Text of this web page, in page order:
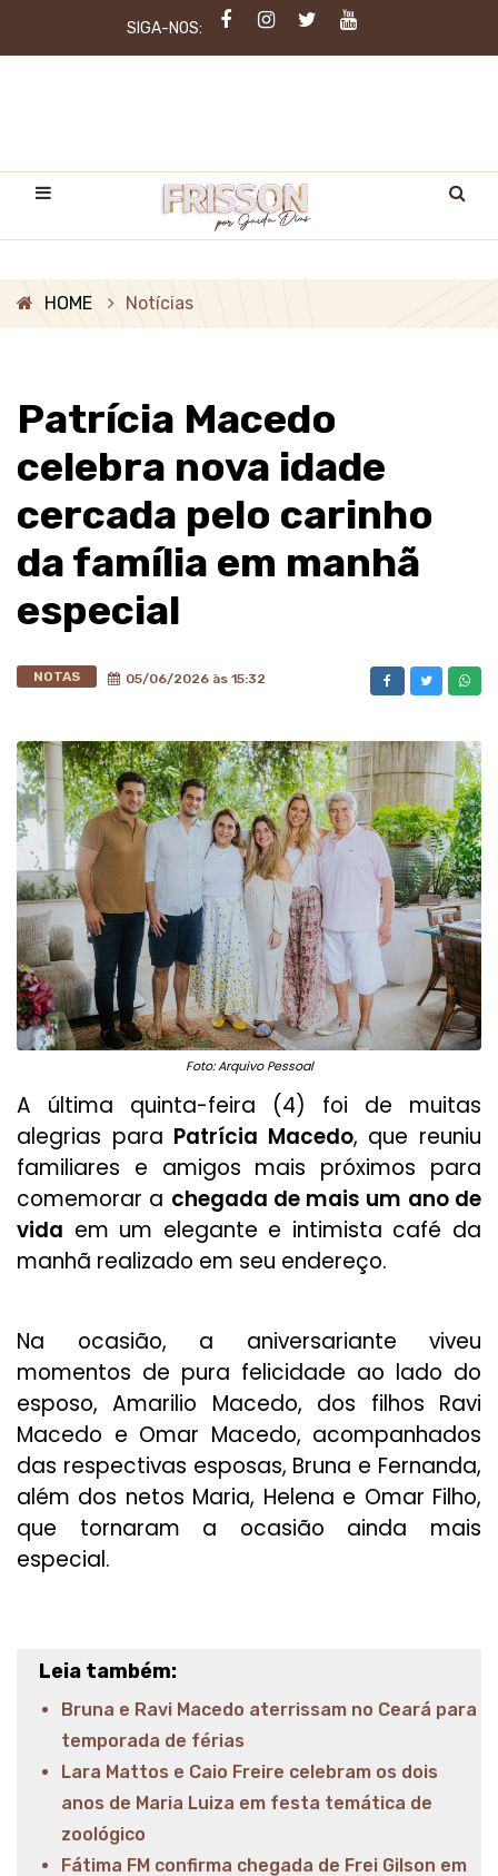
SIGA-NOS:
HOME Notícias
Patrícia Macedo
celebra nova idade
cercada pelo carinho
da família em manhã
especial
NOTAS 05/06/2026 às 15:32
Foto: Arquivo Pessoal
A última quinta-feira (4) foi de muitas
alegrias para Patrícia Macedo, que reuniu
familiares e amigos mais próximos para
comemorar a chegada de mais um ano de
vida em um elegante e intimista café da
manhã realizado em seu endereço.
Na ocasião, a aniversariante viveu
momentos de pura felicidade ao lado do
esposo, Amarilio Macedo, dos filhos Ravi
Macedo e Omar Macedo, acompanhados
das respectivas esposas, Bruna e Fernanda,
além dos netos Maria, Helena e Omar Filho,
que tornaram a ocasião ainda mais
especial.
Leia também:
Bruna e Ravi Macedo aterrissam no Ceará para
temporada de férias
Lara Mattos e Caio Freire celebram os dois
anos de Maria Luiza em festa temática de
zoológico
Fátima FM confirma chegada de Frei Gilson em